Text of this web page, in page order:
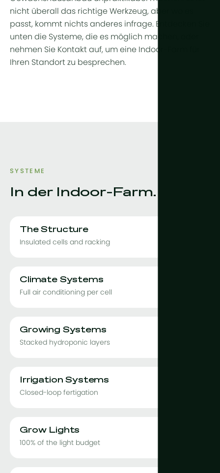
nicht überall das richtige Werkzeug, aber wo es
passt, kommt nichts anderes infrage. Entdecken Sie
unten die Systeme, die es möglich machen, oder
nehmen Sie Kontakt auf, um eine Indoor-Farm für
Ihren Standort zu besprechen.
SYSTEME
In der Indoor-Farm.
The Structure
Insulated cells and racking
Climate Systems
Full air conditioning per cell
Growing Systems
Stacked hydroponic layers
Irrigation Systems
Closed-loop fertigation
Grow Lights
100% of the light budget